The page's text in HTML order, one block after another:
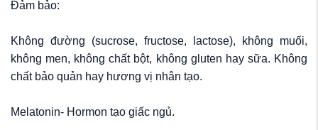
Đảm bảo:
Không đường (sucrose, fructose, lactose), không muối,
không men, không chất bột, không gluten hay sữa. Không
chất bảo quản hay hương vị nhân tạo.
Melatonin- Hormon tạo giấc ngủ.